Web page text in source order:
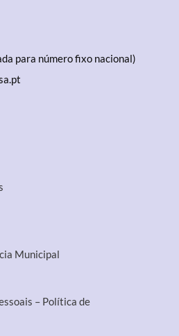
para número fixo nacional)
Municipal
– Política de